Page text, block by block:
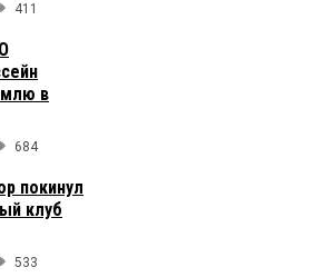
411
в
684
покинул
клуб
533